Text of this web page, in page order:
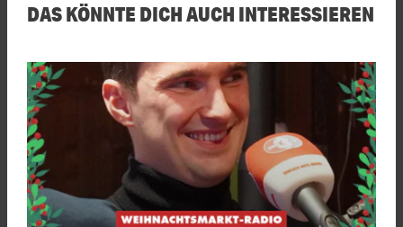
DAS KÖNNTE DICH AUCH INTERESSIEREN